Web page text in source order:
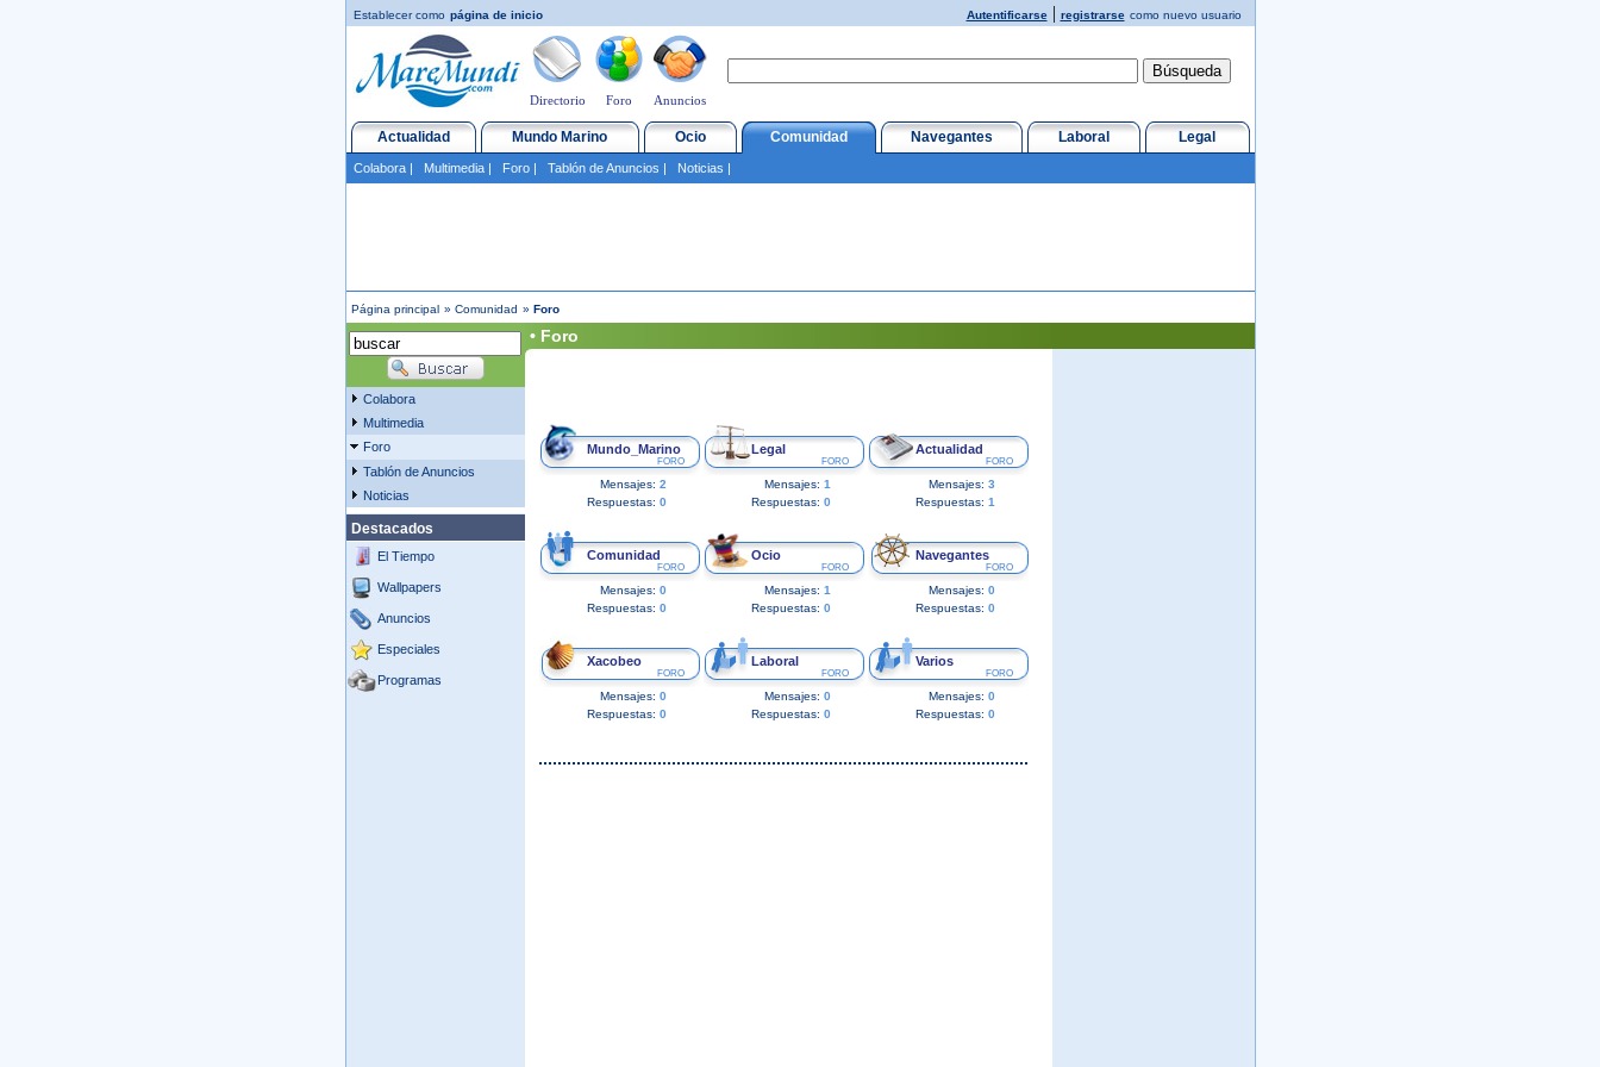
Establecer como página de inicio Autentificarse| registrarse como nuevo usuario
Directorio Foro Anuncios
Actualidad Mundo Marino Ocio Comunidad Navegantes Laboral Legal
Colabora| Multimedia| Foro| Tablón de Anuncios | Noticias |
Página principal » Comunidad » Foro
Colabora
Multimedia
Foro
Tablón de Anuncios
Noticias
Destacados
El Tiempo
Wallpapers
Anuncios
Especiales
Programas
• Foro
Mundo_Marino
FORO
Mensajes: 2
Respuestas: 0
Legal
FORO
Mensajes: 1
Respuestas: 0
Actualidad
FORO
Mensajes: 3
Respuestas: 1
Comunidad
FORO
Mensajes: 0
Respuestas: 0
Ocio
FORO
Mensajes: 1
Respuestas: 0
Navegantes
FORO
Mensajes: 0
Respuestas: 0
Xacobeo
FORO
Mensajes: 0
Respuestas: 0
Laboral
FORO
Mensajes: 0
Respuestas: 0
Varios
FORO
Mensajes: 0
Respuestas: 0